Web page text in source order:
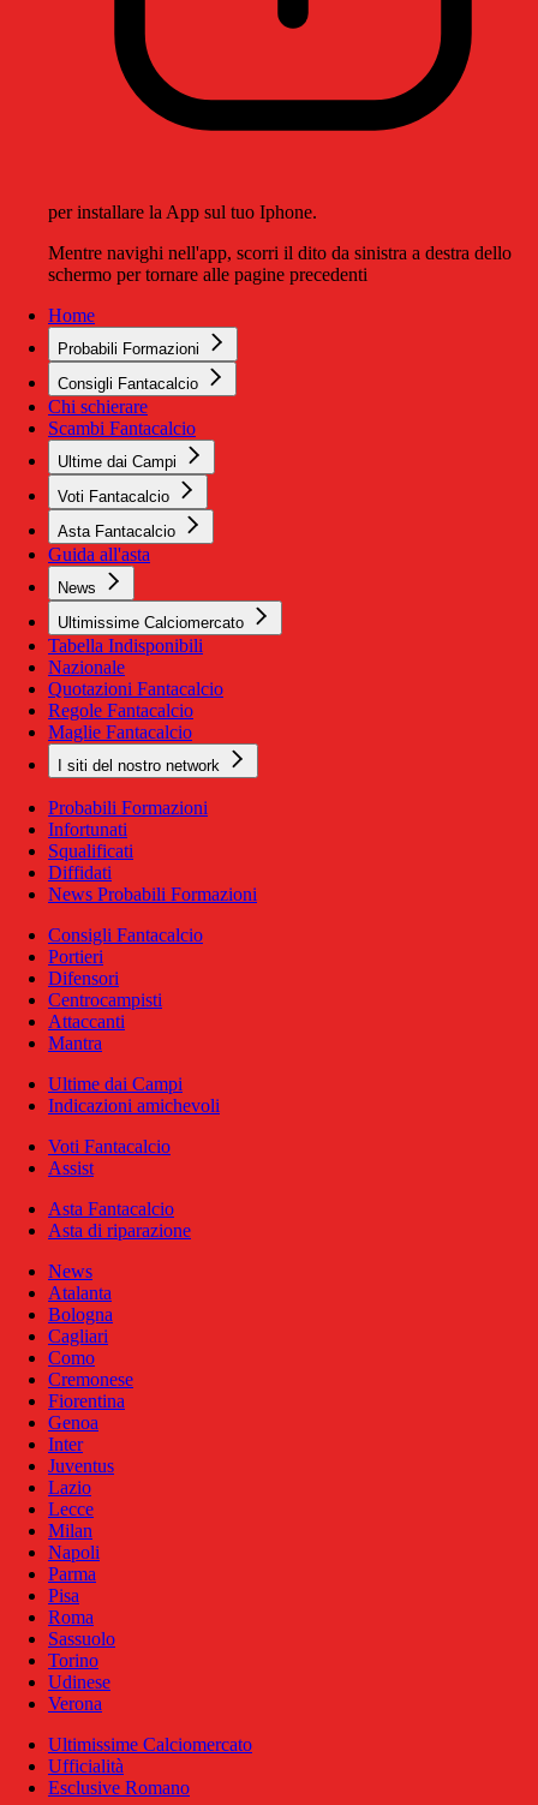
per installare la App sul tuo Iphone.
Mentre navighi nell'app, scorri il dito da sinistra a destra dello
schermo per tornare alle pagine precedenti
Home
Probabili Formazioni
Consigli Fantacalcio
Chi schierare
Scambi Fantacalcio
Ultime dai Campi
Voti Fantacalcio
Asta Fantacalcio
Guida all'asta
News
Ultimissime Calciomercato
Tabella Indisponibili
Nazionale
Quotazioni Fantacalcio
Regole Fantacalcio
Maglie Fantacalcio
I siti del nostro network
Probabili Formazioni
Infortunati
Squalificati
Diffidati
News Probabili Formazioni
Consigli Fantacalcio
Portieri
Difensori
Centrocampisti
Attaccanti
Mantra
Ultime dai Campi
Indicazioni amichevoli
Voti Fantacalcio
Assist
Asta Fantacalcio
Asta di riparazione
News
Atalanta
Bologna
Cagliari
Como
Cremonese
Fiorentina
Genoa
Inter
Juventus
Lazio
Lecce
Milan
Napoli
Parma
Pisa
Roma
Sassuolo
Torino
Udinese
Verona
Ultimissime Calciomercato
Ufficialità
Esclusive Romano